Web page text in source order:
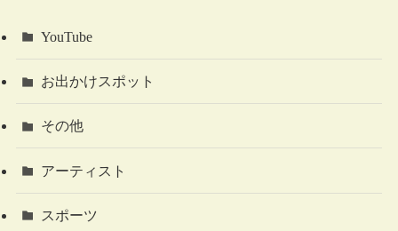
YouTube
お出かけスポット
その他
アーティスト
スポーツ